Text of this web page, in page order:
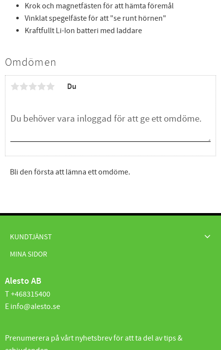
Krok och magnetfästen för att hämta föremål
Vinklat spegelfäste för att "se runt hörnen"
Kraftfullt Li-Ion batteri med laddare
Omdömen
Du
Bli den första att lämna ett omdöme.
KUNDTJÄNST
MINA SIDOR
Alesto AB
T +468315400
E info@alesto.se
Prenumerera på vårt nyhetsbrev för att ta del av tips &